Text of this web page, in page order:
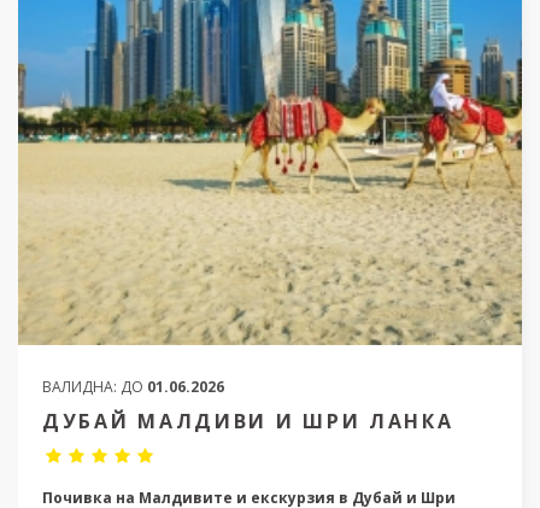
ВАЛИДНА: ДО 01.06.2026
ДУБАЙ МАЛДИВИ И ШРИ ЛАНКА
Почивка на Малдивите и екскурзия в Дубай и Шри